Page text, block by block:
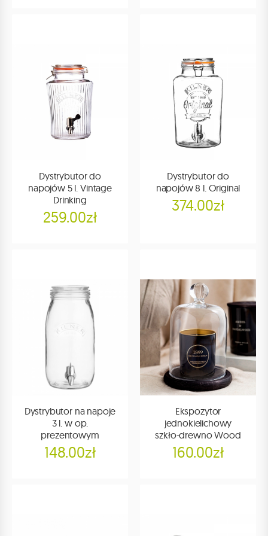
Dystrybutor do
napojów 5 l. Vintage
Drinking
259.00zł
Dystrybutor do
napojów 8 l. Original
374.00zł
Dystrybutor na napoje
3 l. w op.
prezentowym
148.00zł
Ekspozytor
jednokielichowy
szkło-drewno Wood
160.00zł